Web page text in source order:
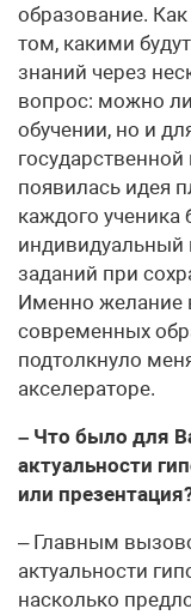
образование.
том, какими
знаний через
вопрос: можно
обучении, но и
государственной
появилась идея
каждого ученика
индивидуальный
заданий при
Именно желание
современных
подтолкнуло
акселераторе.
– Что было для
актуальности
или
– Главным
актуальности
насколько